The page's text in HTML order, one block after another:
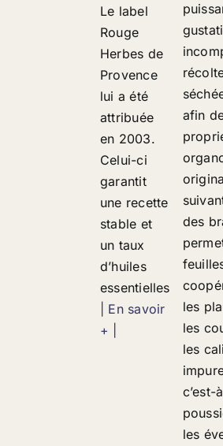
Le label
Rouge
Herbes de
Provence
lui a été
attribuée
en 2003.
Celui-ci
garantit
une recette
stable et
un taux
d’huiles
essentielles
| En savoir
+ |
afin
des
les
les
les
c’est-
les